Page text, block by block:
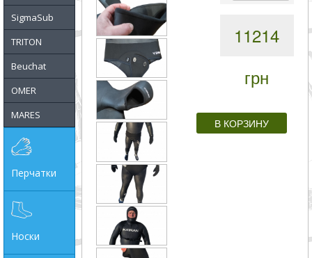
_JSHOP_SEARCH_COINS
от
до
грн
SigmaSub
TRITON
Beuchat
OMER
MARES
Перчатки
Носки
11214
грн